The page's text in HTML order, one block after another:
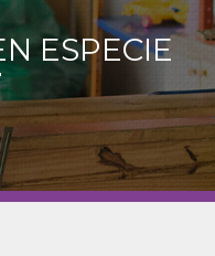
ESPECIE